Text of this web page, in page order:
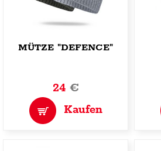
MÜTZE "DEFENCE"
24€
Kaufen